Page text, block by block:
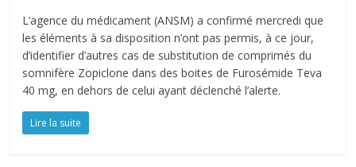
L’agence du médicament (ANSM) a confirmé mercredi que
les éléments à sa disposition n’ont pas permis, à ce jour,
d’identifier d’autres cas de substitution de comprimés du
somnifère Zopiclone dans des boites de Furosémide Teva
40 mg, en dehors de celui ayant déclenché l’alerte.
Lire la suite